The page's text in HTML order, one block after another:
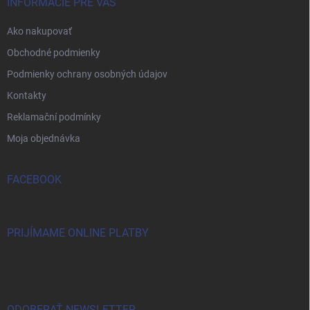
Ako nakupovať
Obchodné podmienky
Podmienky ochrany osobných údajov
Kontakty
Reklamační podmínky
Moja objednávka
FACEBOOK
PRIJÍMAME ONLINE PLATBY